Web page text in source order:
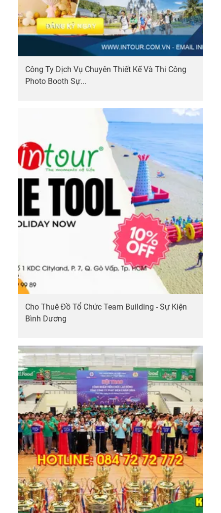
Công Ty Dịch Vụ Chuyên Thiết Kế Và Thi Công
Photo Booth Sự...
Cho Thuê Đồ Tổ Chức Team Building - Sự Kiện
Bình Dương